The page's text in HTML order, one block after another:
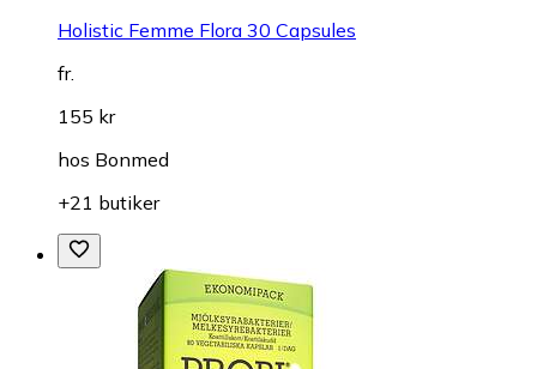
Holistic Femme Flora 30 Capsules
fr.
155 kr
hos Bonmed
+21 butiker